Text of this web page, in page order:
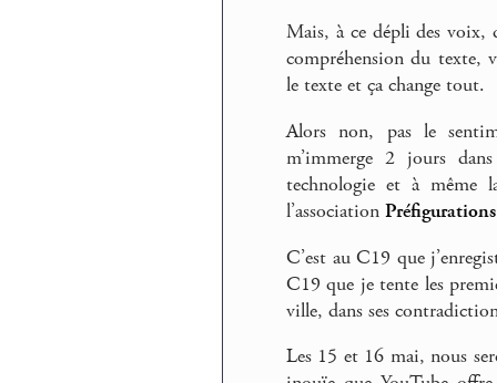
Mais, à ce dépli des voix,
compréhension du texte,
le texte et ça change tout.
Alors non, pas le
m’immerge 2 jours
technologie et à
l’association Préfigurations
C’est au C19 que
C19 que je tente les
ville, dans ses
Les 15 et 16 mai, nous